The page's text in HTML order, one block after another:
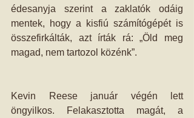
édesanyja szerint a zaklatók odáig
mentek, hogy a kisfiú számítógépét is
összefirkálták, azt írták rá: „Öld meg
magad, nem tartozol közénk”.
Kevin Reese január végén lett
öngyilkos. Felakasztotta magát, a